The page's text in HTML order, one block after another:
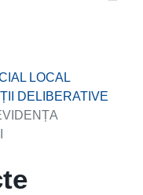
LOCAL
DELIBERATIVE